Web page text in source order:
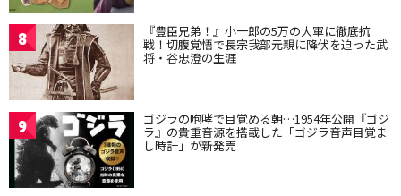
8 『豊臣兄弟！』小一郎の5万の大軍に徹底抗
戦！切腹覚悟で長宗我部元親に降伏を迫った武
将・谷忠澄の生涯
9 ゴジラの咆哮で目覚める朝…1954年公開『ゴジ
ラ』の貴重音源を搭載した「ゴジラ音声目覚ま
し時計」が新発売